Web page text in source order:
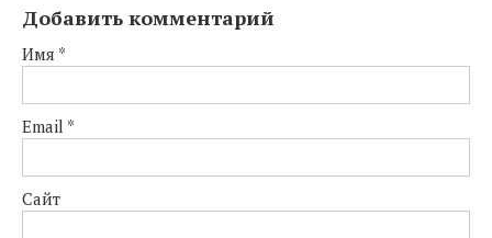
Добавить комментарий
Имя *
Email *
Сайт